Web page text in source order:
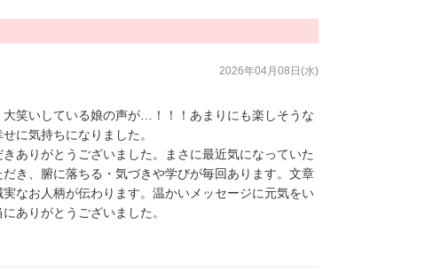
2026年04月08日(水)
大笑いしている娘の声が…！！！あまりにも楽しそうな
に気持ちになりました。
ありがとうございました。まさに最近気になっていた
き、腑に落ちる・気づきや学びが毎回あります。文章
なお人柄が伝わります。温かいメッセージに元気をい
ありがとうございました。